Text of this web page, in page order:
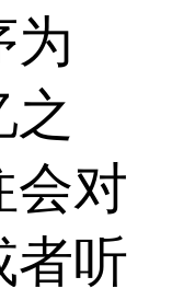
为
之
会对
者听